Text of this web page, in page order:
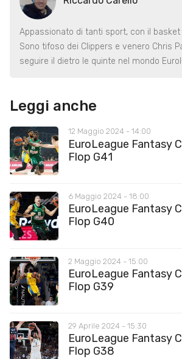
Appassionato di tanti sport, con il
Sono tifoso dei Clippers e venero Chris
seguire il dietro le quinte nel mondo
Leggi anche
12 Maggio 2024 - 14:00
EuroLeague Fantasy
Flop G41
6 Maggio 2024 - 18:00
EuroLeague Fantasy
Flop G40
2 Maggio 2024 - 15:00
EuroLeague Fantasy
Flop G39
29 Aprile 2024 - 15:30
EuroLeague Fantasy
Flop G38